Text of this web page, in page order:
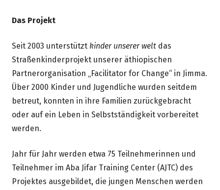
Das Projekt
Seit 2003 unterstützt kinder unserer welt das
Straßenkinderprojekt unserer äthiopischen
Partnerorganisation „Facilitator for Change“ in Jimma.
Über 2000 Kinder und Jugendliche wurden seitdem
betreut, konnten in ihre Familien zurückgebracht
oder auf ein Leben in Selbstständigkeit vorbereitet
werden.
Jahr für Jahr werden etwa 75 Teilnehmerinnen und
Teilnehmer im Aba Jifar Training Center (AJTC) des
Projektes ausgebildet, die jungen Menschen werden